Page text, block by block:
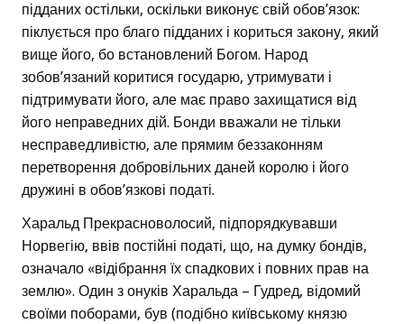
підданих остільки, оскільки виконує свій обов’язок:
піклується про благо підданих і кориться закону, який
вище його, бо встановлений Богом. Народ
зобов’язаний коритися государю, утримувати і
підтримувати його, але має право захищатися від
його неправедних дій. Бонди вважали не тільки
несправедливістю, але прямим беззаконням
перетворення добровільних даней королю і його
дружині в обов’язкові податі.
Харальд Прекрасноволосий, підпорядкувавши
Норвегію, ввів постійні податі, що, на думку бондів,
означало «відібрання їх спадкових і повних прав на
землю». Один з онуків Харальда – Гудред, відомий
своїми поборами, був (подібно київському князю